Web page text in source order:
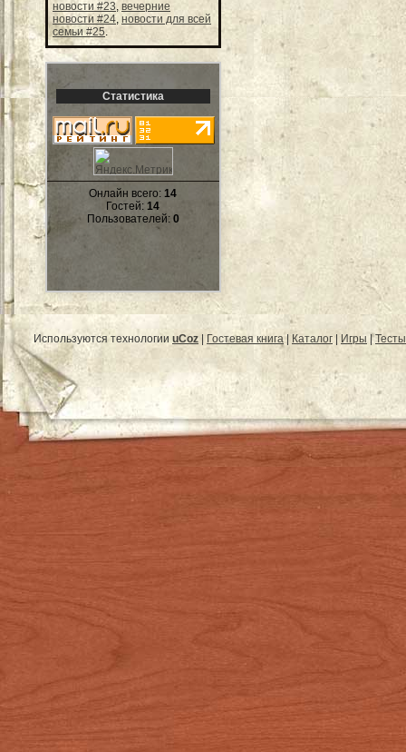
новости #23, вечерние
новости #24, новости для всей
семьи #25.
Статистика
Онлайн всего:14
Гостей:14
Пользователей: 0
Используются технологии uCoz Гостевая книга| Каталог Игры |Тесты